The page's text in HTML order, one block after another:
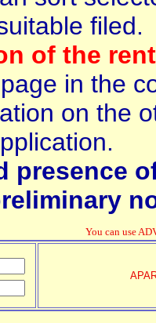
filed.
of the
in the
on the
presence
You can use